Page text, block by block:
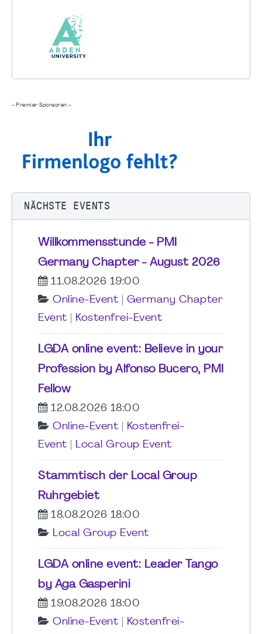
- Premier Sponsoren -
NÄCHSTE EVENTS
Willkommensstunde - PMI
Germany Chapter - August 2026
11.08.2026 19:00
Online-Event
Germany Chapter
Event
Kostenfrei-Event
LGDA online event: Believe in your
Profession by Alfonso Bucero, PMI
Fellow
12.08.2026 18:00
Online-Event
Kostenfrei-
Event
Local Group Event
Stammtisch der Local Group
Ruhrgebiet
18.08.2026 18:00
Local Group Event
LGDA online event: Leader Tango
by Aga Gasperini
19.08.2026 18:00
Online-Event
Kostenfrei-